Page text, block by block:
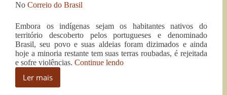
No Correio do Brasil
Embora os indígenas sejam os habitantes nativos do
território descoberto pelos portugueses e denominado
Brasil, seu povo e suas aldeias foram dizimados e ainda
hoje a minoria restante tem suas terras roubadas, é rejeitada
e sofre violências. Continue lendo“A
Ler mais
A